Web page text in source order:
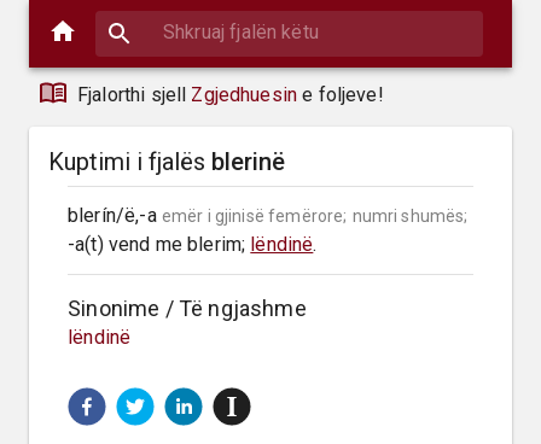
Fjalorthi sjell Zgjedhuesin e foljeve!
Kuptimi i fjalës blerinë
blerín/ë,-a emër i gjinisë femërore; numri shumës;
-a(t) vend me blerim; lëndinë.
Sinonime / Të ngjashme
lëndinë